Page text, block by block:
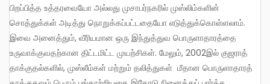
பிறப்பித்த உத்தரவையோ அல்லது முசாபர்நகரில் முஸ்லிம்களின்
சொத்துக்கள் அடித்து நொறுக்கப்பட்டதையோ எடுத்துக்கொள்ளலாம்.
இவை அனைத்தும், வீரியமான ஒரு இந்துத்துவ பொருளாதாரத்தை
உருவாக்குவதற்கான திட்டமிட்ட முயற்சிகள். மேலும், 2002இல் குஜராத்
தாக்குதல்களில், முஸ்லீம்கள் மற்றும் தலித்துகள் மீதான பொருளாதாரத்